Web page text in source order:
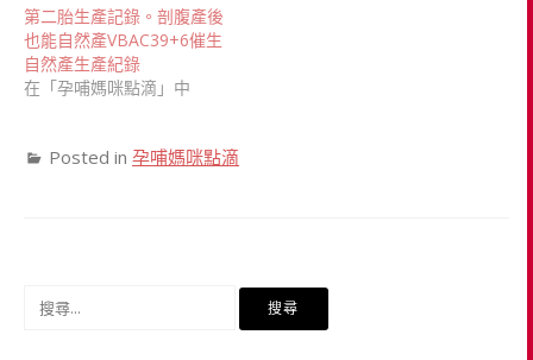
第二胎生產記錄。剖腹產後
也能自然產VBAC39+6催生
自然產生產紀錄
在「孕哺媽咪點滴」中
Posted in 孕哺媽咪點滴